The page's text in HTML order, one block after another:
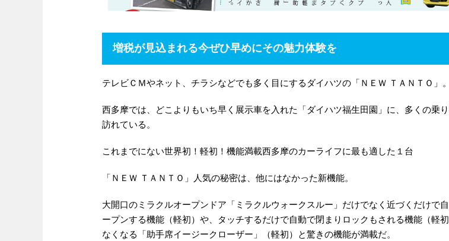
増税が見込まれる今ぜひ早めにその魅力体験を
テレビＣＭやネット、チラシなどでも多く目にするダイハツの「ＮＥＷ ＴＡＮＴＯ」。
西多摩では、どこよりもいち早く展示車を入れた「ダイハツ福生田園」に、多くの乗
訪れている。
これまでにない世界初！軽初！機能満載西多摩のカーライフに最も適した１台
「ＮＥＷ ＴＡＮＴＯ」人気の秘密は、他にはなかった新機能。
大開口のミラクルオープンドア「ミラクルウォークスルー」だけでなく近づくだけで
ープンする機能（軽初）や、タッチするだけで自動で閉まりロックもされる機能（軽
なくなる「助手席イージークローザー」（軽初）と驚きの機能が満載だ。